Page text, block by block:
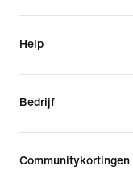
Help
Bedrijf
Communitykortingen